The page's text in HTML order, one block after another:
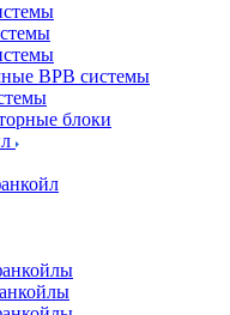
ВРВ системы
блоки